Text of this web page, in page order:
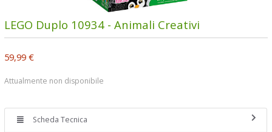
LEGO Duplo 10934 - Animali Creativi
59,99 €
Attualmente non disponibile
Scheda Tecnica